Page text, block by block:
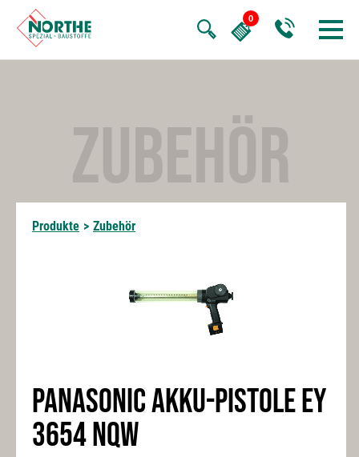
ZUBEHÖR
Produkte > Zubehör
PANASONIC AKKU-PISTOLE EY
3654 NQW